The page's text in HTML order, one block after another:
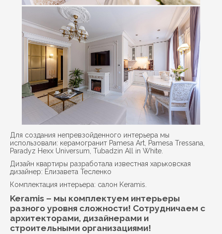
Для создания непревзойденного интерьера мы
использовали: керамогранит Pamesa Art, Pamesa Tressana,
Paradyz Hexx Universum, Tubadzin All in White.
Дизайн квартиры разработала известная харьковская
дизайнер: Елизавета Тесленко
Комплектация интерьера: салон Keramis.
Keramis – мы комплектуем интерьеры
разного уровня сложности! Сотрудничаем с
архитекторами, дизайнерами и
строительными организациями!